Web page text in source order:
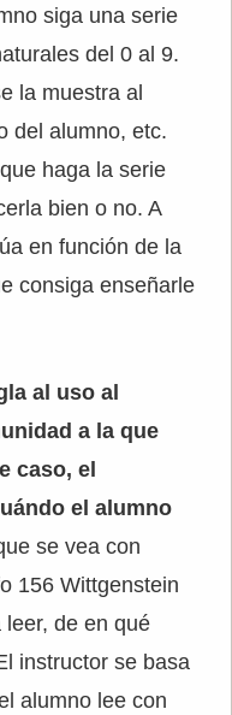
siga una serie
del 0 al 9.
la muestra al
del alumno, etc.
haga la serie
bien o no. A
en función de la
consiga enseñarle
al uso al
a la que
caso, el
el alumno
se vea con
156 Wittgenstein
de en qué
instructor se basa
alumno lee con